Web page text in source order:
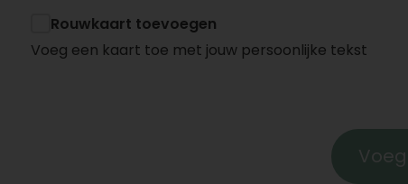
Rouwkaart toevoegen
Voeg een kaart toe met jouw persoonlijke tekst